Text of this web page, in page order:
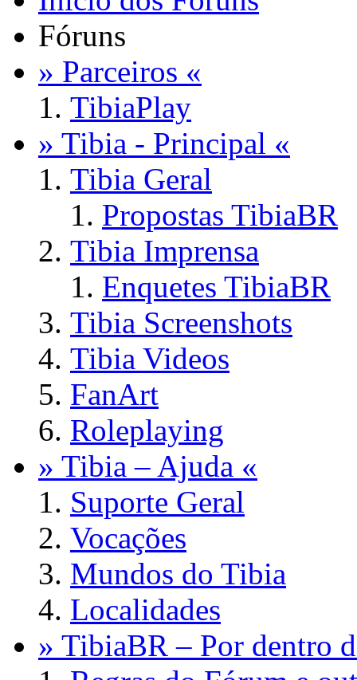
Fóruns
» Parceiros «
TibiaPlay
» Tibia - Principal «
Tibia Geral
Propostas TibiaBR
Tibia Imprensa
Enquetes TibiaBR
Tibia Screenshots
Tibia Videos
FanArt
Roleplaying
» Tibia – Ajuda «
Suporte Geral
Vocações
Mundos do Tibia
Localidades
» TibiaBR – Por dentro